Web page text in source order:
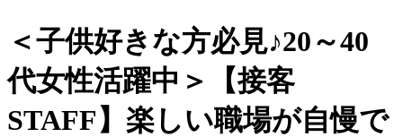
＜子供好きな方必見♪20～40
代女性活躍中＞【接客
STAFF】楽しい職場が自慢で